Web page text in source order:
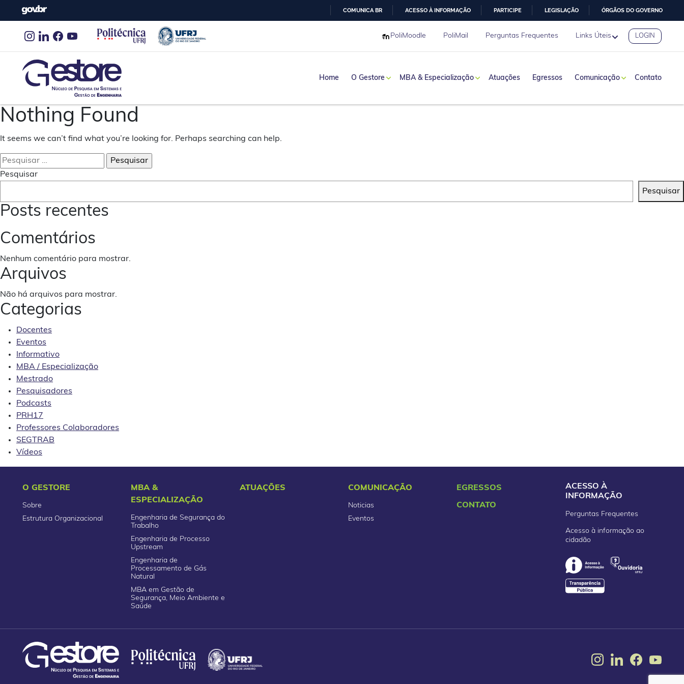
O
COMUNICA BR ACESSO À INFORMAÇÃO PARTICIPE LEGISLAÇÃO ÓRGÃOS DO GOVERNO
PoliMoodle PoliMail Perguntas Frequentes Links Úteis LOGIN
Gestore
Núcleo de Pesquisas em Sistemas e Gestão de Engenharia
Home O Gestore MBA & Especialização Atuações Egressos Comunicação Contato
Nothing Found
It seems we can’t find what you’re looking for. Perhaps searching can help.
Pesquisar
por:
Pesquisar
Pesquisar
Posts recentes
Comentários
Nenhum comentário para mostrar.
Arquivos
Não há arquivos para mostrar.
Categorias
Docentes
Eventos
Informativo
MBA / Especialização
Mestrado
Pesquisadores
Podcasts
PRH17
Professores Colaboradores
SEGTRAB
Vídeos
O GESTORE
Sobre
Estrutura Organizacional
MBA &
ESPECIALIZAÇÃO
Engenharia de Segurança do
Trabalho
Engenharia de Processo
Upstream
Engenharia de
Processamento de Gás
Natural
MBA em Gestão de
Segurança, Meio Ambiente e
Saúde
ATUAÇÕES COMUNICAÇÃO
Noticias
Eventos
EGRESSOS
CONTATO
ACESSO À
INFORMAÇÃO
Perguntas Frequentes
Acesso à informação ao
cidadão